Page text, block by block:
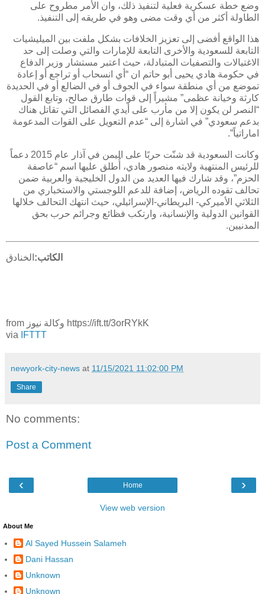
وضع خطة عسكرية فعلية لتنفيذ ذلك، وان الأمر مطروح على
الطاولة أكثر من أي وقت مضى وهو في طريقه إلى التنفيذ.
هذا الواقع أفضى إلى تعزيز الخلافات بشكل ملفت بين الميليشيات
التابعة للسعودية والأخرى التابعة للإمارات والتي وصلت إلى حد
الاغتيالات والتصفيات المتبادلة، حيث اعتبر مستشار وزير الدفاع
في حكومة هادي يحيى أبو حاتم ان “أي انسحاب أو تراجع أو إعادة
تموضع من أي منطقة سواء في الجوف أو في الضالع أو في الحديدة
كارثة وخيانة عظمى” مشيراً إلى قوات طارق صالح، وتابع القول
“النصر لن يكون إلا من مأرب على أيدي الفصائل التي تقاتل هناك
بدعم سعودي” في اشارة إلى “عدم التعويل على القوات المدعومة
اماراتياً”.
وكانت السعودية قد شنّت حربًا على اليمن في آذار عام 2015 دعماً
للرئيس المنتهية ولايته منصور هادي، أُطلق عليها اسم “عاصفة
الحزم”، وقد شارك فيها العديد من الدول الخليجية والعربية ضمن
تحالف تقوده الرياض، إضافة للدعم اللوجستي والاستخباري من
الثلاثي الأميركي- البريطاني-الإسرائيلي، حيث انتهك التحالف خلالها
القوانين الدولية والإنسانية، وارتكب فظائع وجرائم حرب بحق
المدنيين.
الكاتب: الخنادق
from وكالة نيوز https://ift.tt/3orRYkK
via
IFTTT
newyork-city-news at 11/15/2021 11:02:00 PM
Share
No comments:
Post a Comment
‹ ›
Home
View web version
About Me
Al Sayed Hussein Salameh
Dani Hassan
Unknown
Unknown